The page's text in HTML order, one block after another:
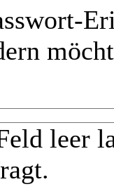
leer